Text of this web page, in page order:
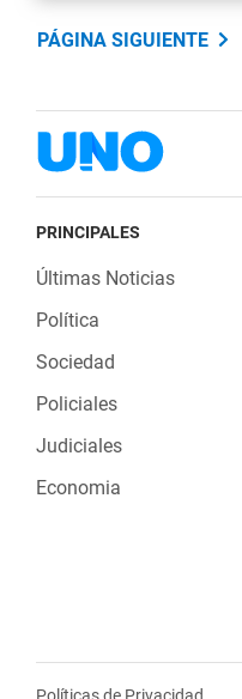
PÁGINA SIGUIENTE
PRINCIPALES
Últimas Noticias
Política
Sociedad
Policiales
Judiciales
Economia